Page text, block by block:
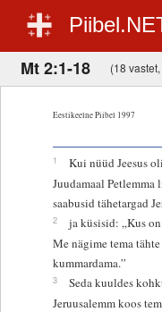
Mt 2:1-18 (18
Eestikeelne Piibel 1997
1
Kui nüüd Jeesus
Juudamaal
saabusid tähetargad
2
ja küsisid: „Kus
Me nägime tema
kummardama.”
3
Seda kuuldes
Jeruusalemm koos